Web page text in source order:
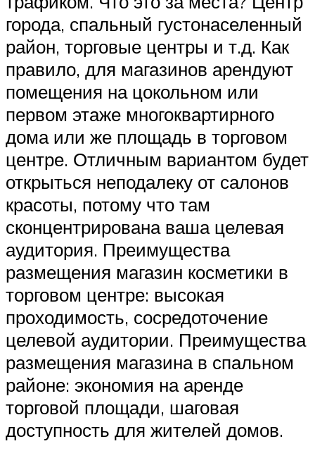
города, спальный густонаселенный
район, торговые центры и т.д. Как
правило, для магазинов арендуют
помещения на цокольном или
первом этаже многоквартирного
дома или же площадь в торговом
центре. Отличным вариантом будет
открыться неподалеку от салонов
красоты, потому что там
сконцентрирована ваша целевая
аудитория. Преимущества
размещения магазин косметики в
торговом центре: высокая
проходимость, сосредоточение
целевой аудитории. Преимущества
размещения магазина в спальном
районе: экономия на аренде
торговой площади, шаговая
доступность для жителей домов.